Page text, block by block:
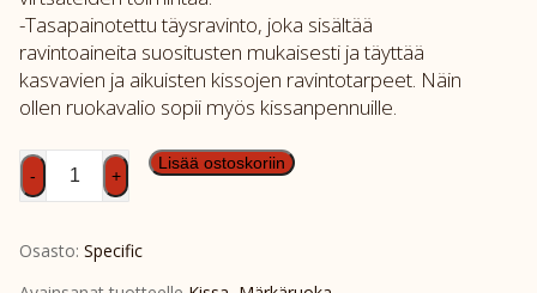
-Tasapainotettu täysravinto, joka sisältää
ravintoaineita suositusten mukaisesti ja täyttää
kasvavien ja aikuisten kissojen ravintotarpeet. Näin
ollen ruokavalio sopii myös kissanpennuille.
SPEC
FΩW-
7x100g
määrä
- +
Lisää ostoskoriin
Osasto: Specific